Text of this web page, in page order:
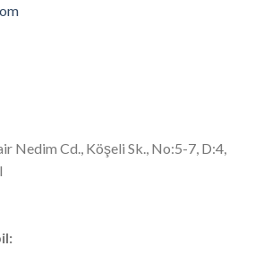
Nedim Cd., Köşeli Sk., No:5-7, D:4,